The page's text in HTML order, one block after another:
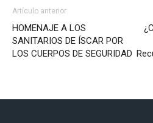
Artículo anterior
HOMENAJE A LOS
SANITARIOS DE ÍSCAR POR
LOS CUERPOS DE SEGURIDAD